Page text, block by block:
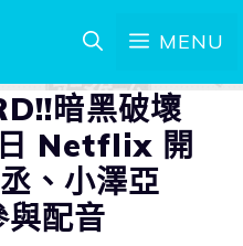
MENU
暗黑破壞
Netflix 開
、小澤亞
配音